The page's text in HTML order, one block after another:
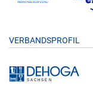
VERBANDSPROFIL